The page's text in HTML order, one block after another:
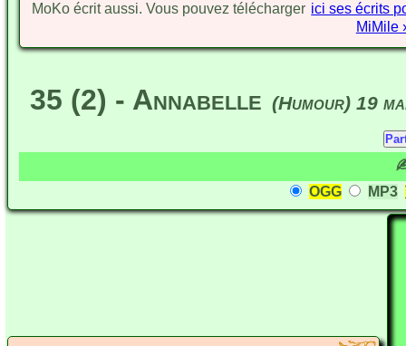
MoKo écrit aussi. Vous pouvez télécharger ici ses écrits
MiMile
35 (2) - Annabelle (Humour) 19
OGG MP3